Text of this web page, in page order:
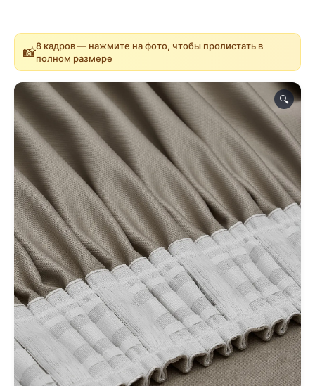
📸8 кадров — нажмите на фото, чтобы пролистать в
полном размере
🔍